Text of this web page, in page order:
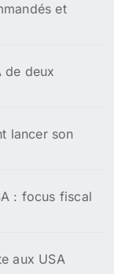
et
de deux
lancer son
: focus fiscal
aux USA